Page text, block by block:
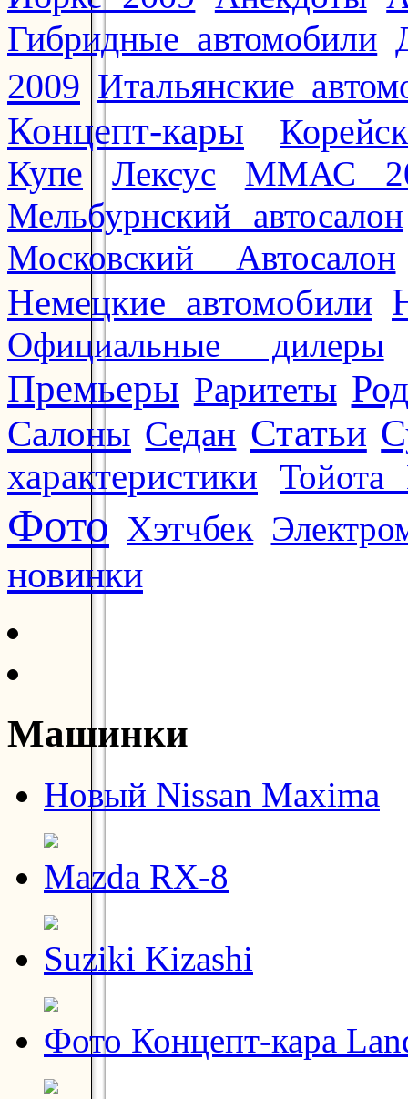
Гибридные автомобили
2009 Итальянские
Концепт-кары
Купе
Лексус ММАС
Мельбурнский автосалон
Московский Автосалон
Немецкие автомобили
Официальные дилеры
Премьеры Раритеты
Салоны Седан Статьи
характеристики Тойота
Фото Хэтчбек
новинки
Машинки
Новый Nissan Maxima
Mazda RX-8
Suziki Kizashi
Фото Концепт-кара